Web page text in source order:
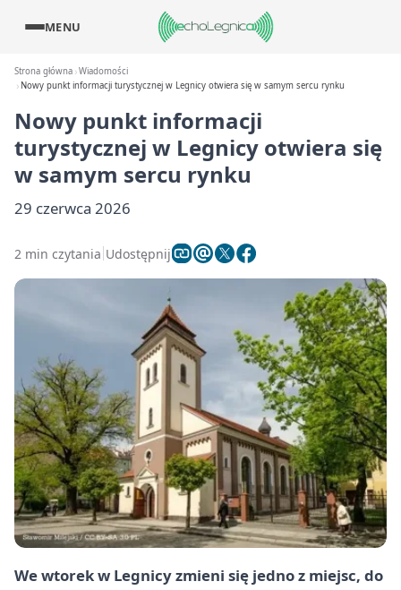
MENU
Strona główna Wiadomości
Nowy punkt informacji turystycznej w Legnicy otwiera się w samym sercu rynku
Nowy punkt informacji
turystycznej w Legnicy otwiera się
w samym sercu rynku
29 czerwca 2026
2 min czytania Udostępnij
We wtorek w Legnicy zmieni się jedno z miejsc, do